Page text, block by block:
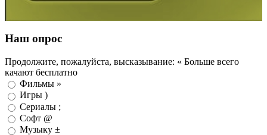
Наш опрос
Продолжите, пожалуйста, высказывание: « Больше всего
качают бесплатно
Фильмы »
Игры )
Сериалы ;
Софт @
Музыку ±